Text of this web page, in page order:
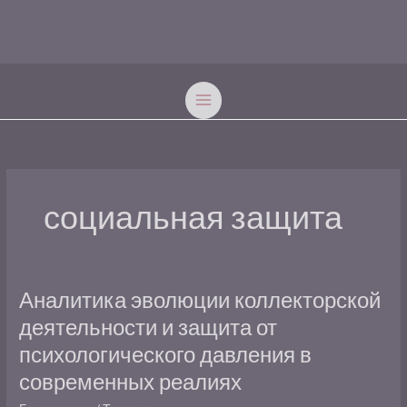
социальная защита
Аналитика эволюции коллекторской
деятельности и защита от
психологического давления в
современных реалиях
Аналитика
коллекторской
деятельности
и
защита